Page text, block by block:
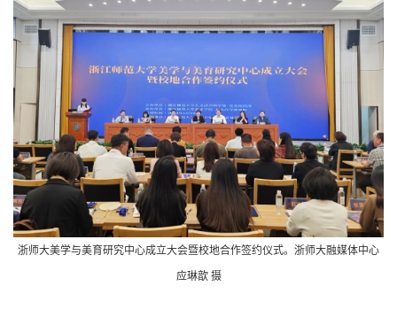
浙师大美学与美育研究中心成立大会暨校地合作签约仪式。浙师大融媒体中心
应琳歆 摄